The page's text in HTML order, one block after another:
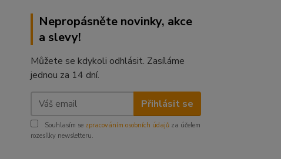
Nepropásněte novinky, akce
a slevy!
Můžete se kdykoli odhlásit. Zasíláme
jednou za 14 dní.
Přihlásit se
Souhlasím se zpracováním osobních údajů za účelem
rozesílky newsletteru.